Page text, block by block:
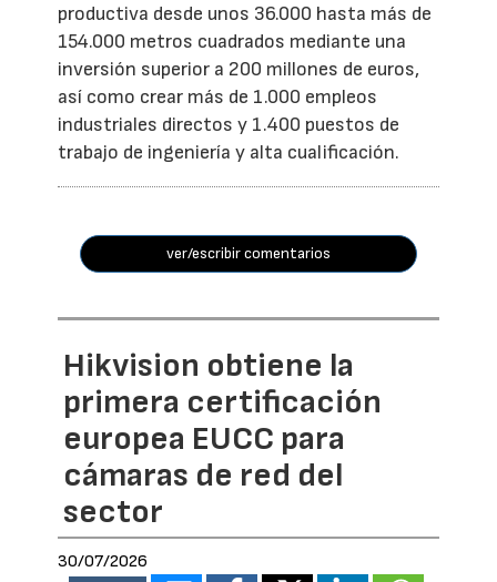
productiva desde unos 36.000 hasta más de
154.000 metros cuadrados mediante una
inversión superior a 200 millones de euros,
así como crear más de 1.000 empleos
industriales directos y 1.400 puestos de
trabajo de ingeniería y alta cualificación.
ver/escribir comentarios
Hikvision obtiene la
primera certificación
europea EUCC para
cámaras de red del
sector
30/07/2026